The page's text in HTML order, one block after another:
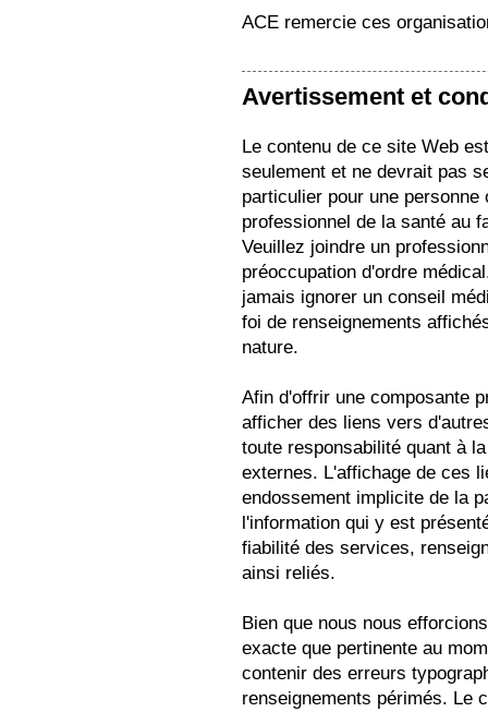
ACE remercie ces
Avertissement et
Le contenu de ce site Web
seulement et ne devrait pas
particulier pour une
professionnel de la santé au
Veuillez joindre un
préoccupation d'ordre
jamais ignorer un conseil
foi de renseignements
nature.
Afin d'offrir une composante
afficher des liens vers
toute responsabilité quant à
externes. L'affichage de ces
endossement implicite de la
l'information qui y est
fiabilité des services,
ainsi reliés.
Bien que nous nous
exacte que pertinente au
contenir des erreurs
renseignements périmés. Le